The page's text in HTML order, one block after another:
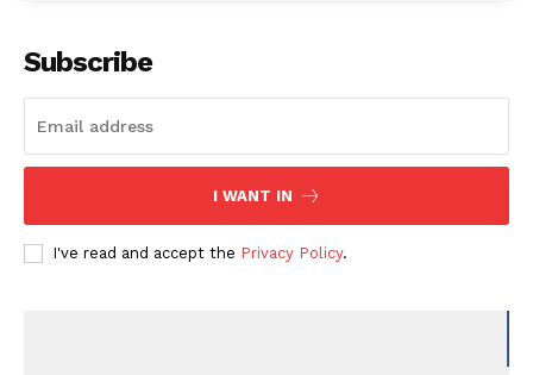
Subscribe
I WANT IN
I've read and accept the Privacy Policy.